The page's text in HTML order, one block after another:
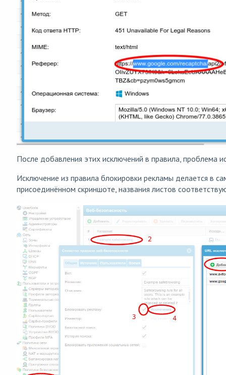
После добавления этих исключений в правила, проблема
Исключение из правила блокировки рекламы делается в
присоединённом скриншоте, названия листов